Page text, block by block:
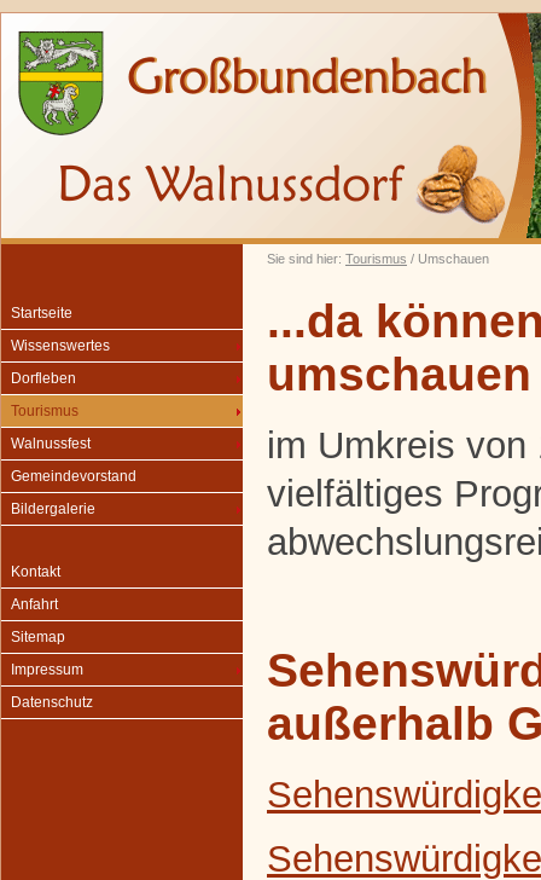
Sie sind hier: Tourismus / Umschauen
Startseite
Wissenswertes
Dorfleben
Tourismus
Walnussfest
Gemeindevorstand
Bildergalerie
Kontakt
Anfahrt
Sitemap
Impressum
Datenschutz
...da
umschauen
im Umkreis
vielfältiges
außerhalb